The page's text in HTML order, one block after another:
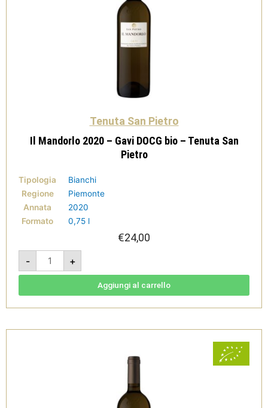
Tenuta San Pietro
Il Mandorlo 2020 – Gavi DOCG bio – Tenuta San
Pietro
Tipologia
Bianchi
Regione
Piemonte
Annata
2020
Formato
0,75 l
€24,00
-
Il
Mandorlo
2020
-
-
Pietro
+
Aggiungi al carrello